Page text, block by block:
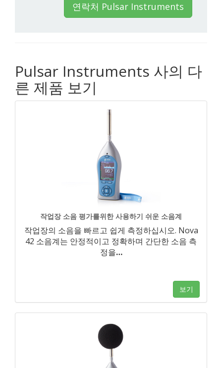
연락처 Pulsar Instruments
Pulsar Instruments 사의 다
른 제품 보기
작업장 소음 평가를위한 사용하기 쉬운 소음계
작업장의 소음을 빠르고 쉽게 측정하십시오. Nova
42 소음계는 안정적이고 정확하며 간단한 소음 측
정을…
보기